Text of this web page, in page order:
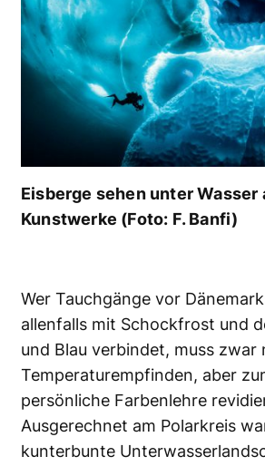
Eisberge sehen unter Wasser
Kunstwerke (Foto: F. Banfi)
Wer Tauchgänge vor
allenfalls mit Schockfrost und
und Blau verbindet, muss zwar
Temperaturempfinden, aber
persönliche Farbenlehre
Ausgerechnet am Polarkreis
kunterbunte